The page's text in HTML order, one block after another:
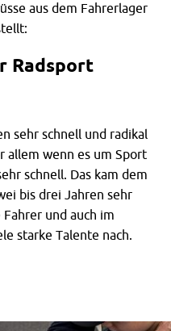
aus dem Fahrerlager
Radsport
sehr schnell und radikal
allem wenn es um Sport
schnell. Das kam dem
bis drei Jahren sehr
und auch im
starke Talente nach.